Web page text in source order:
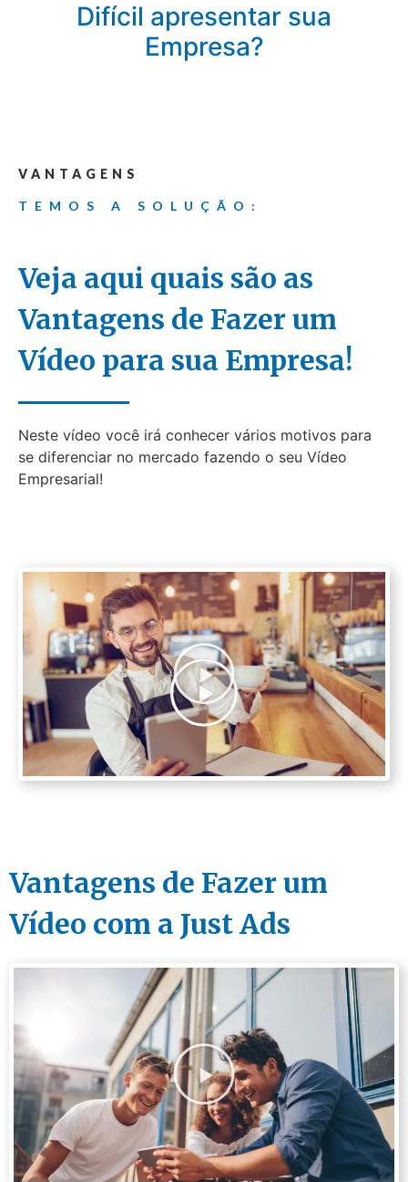
Difícil apresentar sua
Empresa?
VANTAGENS
TEMOS A SOLUÇÃO:
Veja aqui quais são as
Vantagens de Fazer um
Vídeo para sua Empresa!
Neste vídeo você irá conhecer vários motivos para
se diferenciar no mercado fazendo o seu Vídeo
Empresarial!
Vantagens de Fazer um
Vídeo com a Just Ads